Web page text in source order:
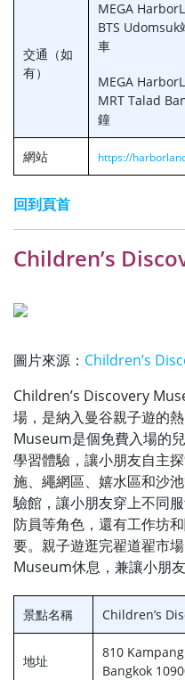
交通（如
有）
MEGA
BTS Udomsuk
車
MEGA
MRT Talad
鐘
網站 https://
回到頁首
Children’s
圖片來源： Children’s
Children’s Discovery
場，是納入曼谷親子遊的
Museum是個免費入場的
學習體驗，讓小朋友自主
施、繩網區、嬉水區和沙
驗館，讓小朋友穿上不同
防員等角色，還有工作坊
要。親子遊逛完翟道翟市
Museum休息，兼讓小朋
景點名稱 Children’s
地址
810
Bangkok